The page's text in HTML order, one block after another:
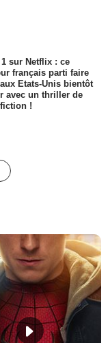
1 sur Netflix : ce
français parti faire
Etats-Unis bientôt
avec un thriller de
!